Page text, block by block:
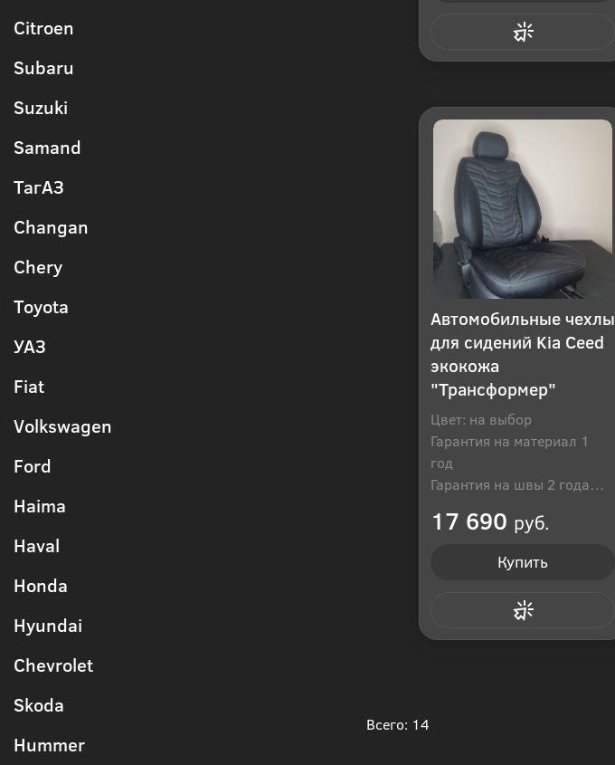
Citroen
Subaru
Suzuki
Samand
ТагАЗ
Changan
Chery
Toyota
УАЗ
Fiat
Volkswagen
Ford
Haima
Haval
Honda
Hyundai
Chevrolet
Skoda
Hummer
Автомобильные чехлы
для сидений Kia Ceed
экокожа
"Трансформер"
Цвет: на выбор
Гарантия на материал 1
год
Гарантия на швы 2 года
17 690 руб.
Купить
Всего: 14